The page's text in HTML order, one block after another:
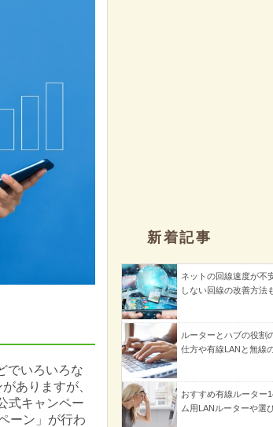
でいろいろな
ありますが、
式キャンペー
ーン」が行わ
新着記事
ネットの回線速度が不
しない回線の改善方法
ルーターとハブの役割
仕方や有線LANと無線
おすすめ有線ルーター
ム用LANルーターや選